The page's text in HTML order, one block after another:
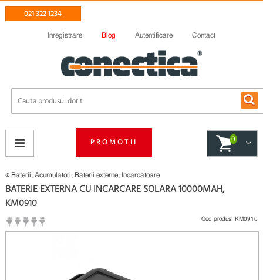
021 322 1234
Inregistrare Blog Autentificare Contact
PROMOTII 0
Baterii, Acumulatori, Baterii externe, Incarcatoare
BATERIE EXTERNA CU INCARCARE SOLARA 10000MAH,
KM0910
(
Cod produs: KM0910